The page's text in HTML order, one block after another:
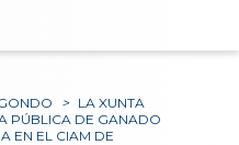
> LA XUNTA
PÚBLICA DE GANADO
EN EL CIAM DE